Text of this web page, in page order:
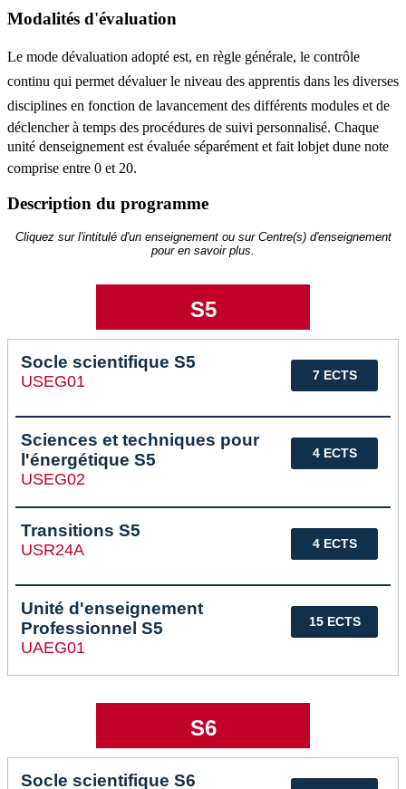
Modalités d'évaluation
Le mode dévaluation adopté est, en règle générale, le contrôle
continu qui permet dévaluer le niveau des apprentis dans les diverses
disciplines en fonction de lavancement des différents modules et de
déclencher à temps des procédures de suivi personnalisé. Chaque
unité denseignement est évaluée séparément et fait lobjet dune note
comprise entre 0 et 20.
Description du programme
Cliquez sur l'intitulé d'un enseignement ou sur Centre(s) d'enseignement
pour en savoir plus.
S5
7 ECTS
Socle scientifique S5
USEG01
4 ECTS
Sciences et techniques pour
l'énergétique S5
USEG02
4 ECTS
Transitions S5
USR24A
15 ECTS
Unité d'enseignement
Professionnel S5
UAEG01
S6
Socle scientifique S6